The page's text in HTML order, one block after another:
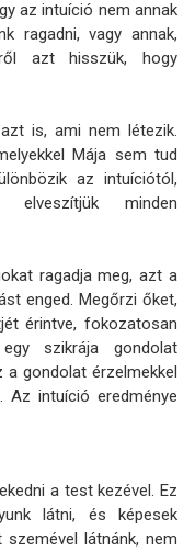
az intuíció nem annak
ragadni, vagy annak,
azt hisszük, hogy
is, ami nem létezik.
Mája sem tud
az intuíciótól,
minden
ragadja meg, azt a
enged. Megőrzi őket,
érintve, fokozatosan
szikrája gondolat
gondolat érzelmekkel
Az intuíció eredménye
a test kezével. Ez
látni, és képesek
látnánk, nem